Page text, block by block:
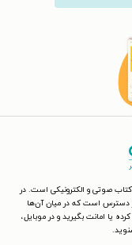
کتاب صوتی و الکترونیکی است. در
دسترس است که در میان آن‌ها
یا امانت بگیرید و در موبایل،